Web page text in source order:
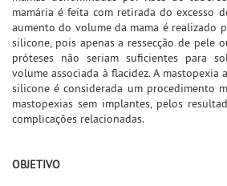
mamária é feita com retirada do excesso
aumento do volume da mama é realizado
silicone, pois apenas a ressecção de pele
próteses não seriam suficientes para
volume associada à flacidez. A mastopexia
silicone é considerada um procedimento
mastopexias sem implantes, pelos
complicações relacionadas.
OBJETIVO